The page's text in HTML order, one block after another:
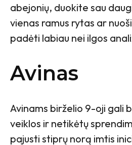
abejonių, duokite sau
vienas ramus rytas ar
padėti labiau nei ilgos
Avinas
Avinams birželio 9-oji gali
veiklos ir netikėtų
pajusti stiprų norą imtis